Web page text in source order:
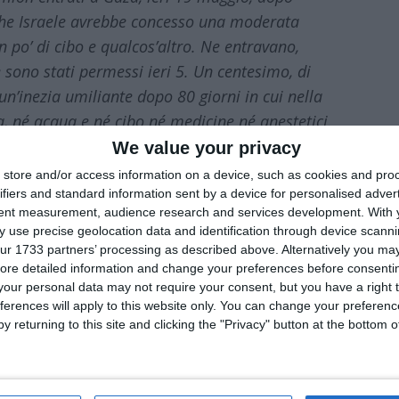
We value your privacy
store and/or access information on a device, such as cookies and
and standard information sent by a device for personalised
measurement, audience research and services development. With
use precise geolocation data and identification through device
1733 partners’ processing as described above. Alternatively you
detailed information and change your preferences before
personal data may not require your consent, but you have a right
will apply to this website only. You can change your
returning to this site and clicking the "Privacy" button at the bottom
Israele avrebbe concesso una moderata
di cibo e qualcos’altro. Ne entravano,
stati permessi ieri 5. Un centesimo, di
umiliante dopo 80 giorni in cui nella
acqua e né cibo né medicine né anestetici.
– non oggetti per la vita, ma oggetti per la
e di morti.Contenevano non farina, ma
mercoledì. Quasi il doppio delle vittime
bambini e 15 donne. La sera prima,
iniziata, e i carri del genocidio stanno già
e inutile, ancor prima che la
bombardamento di un ospedale – uno